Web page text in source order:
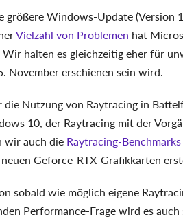
größere Windows-Update (Version
Vielzahl von Problemen hat
halten es gleichzeitig eher für
November erschienen sein wird.
Nutzung von Raytracing in
10, der Raytracing mit der
wir auch die Raytracing-
Geforce-RTX-Grafikkarten
sobald wie möglich eigene
Performance-Frage wird es